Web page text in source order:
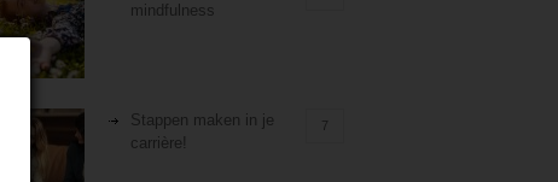
mindfulness
Stappen maken in je
carrière!
7